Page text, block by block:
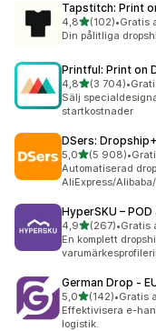
Tapstitch: Print
4,8av 5 stjärnor
(102)
102 recensioner
•Gratis
Din pålitliga
Printful: Print on
4,8av 5 stjärnor
(3 704)
3704 recensioner
•
Sälj
startkostnader
DSers:
5,0av 5 stjärnor
(5 908)
5908 recensioner
•
Automatiserad
AliExpress/
HyperSKU –
4,9av 5 stjärnor
(267)
267 recensioner
•Gratis
En komplett
German Drop ‑
5,0av 5 stjärnor
(142)
142 recensioner
•Gratis
Effektivisera e-
logistik.